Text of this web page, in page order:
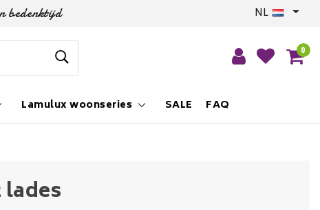
bedenktijd NL
0
Lamulux woonseries SALE FAQ